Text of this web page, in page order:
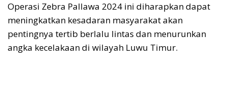
Operasi Zebra Pallawa 2024 ini diharapkan dapat
meningkatkan kesadaran masyarakat akan
pentingnya tertib berlalu lintas dan menurunkan
angka kecelakaan di wilayah Luwu Timur.